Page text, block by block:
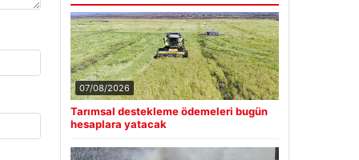
07/08/2026
Tarımsal destekleme ödemeleri bugün
hesaplara yatacak